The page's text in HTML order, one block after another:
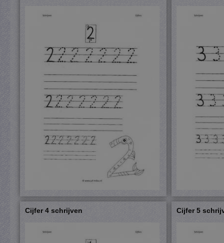
Cijfer 4 schrijven Cijfer 5